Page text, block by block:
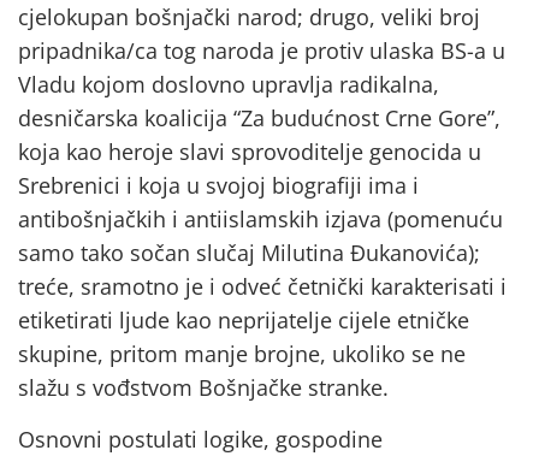
cjelokupan bošnjački narod; drugo, veliki broj
pripadnika/ca tog naroda je protiv ulaska BS-a u
Vladu kojom doslovno upravlja radikalna,
desničarska koalicija “Za budućnost Crne Gore”,
koja kao heroje slavi sprovoditelje genocida u
Srebrenici i koja u svojoj biografiji ima i
antibošnjačkih i antiislamskih izjava (pomenuću
samo tako sočan slučaj Milutina Đukanovića);
treće, sramotno je i odveć četnički karakterisati i
etiketirati ljude kao neprijatelje cijele etničke
skupine, pritom manje brojne, ukoliko se ne
slažu s vođstvom Bošnjačke stranke.
Osnovni postulati logike, gospodine